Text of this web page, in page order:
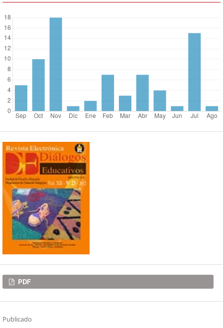
Descargas
PDF
Publicado